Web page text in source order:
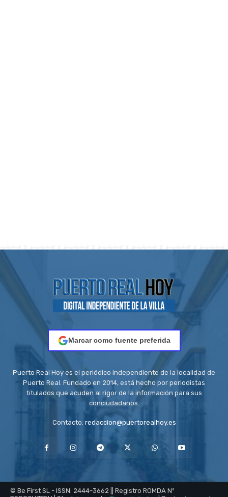
Marcar como fuente preferida
Puerto Real Hoy es el periódico independiente de la localidad de
Puerto Real. Fundado en 2014, está hecho por periodistas
titulados que acuden al rigor de la información para sus
conciudadanos.
Contacto: redaccion@puertorealhoy.es
© Be First SL - ISSN: 2444-3662 || Registro ROMDA Nº